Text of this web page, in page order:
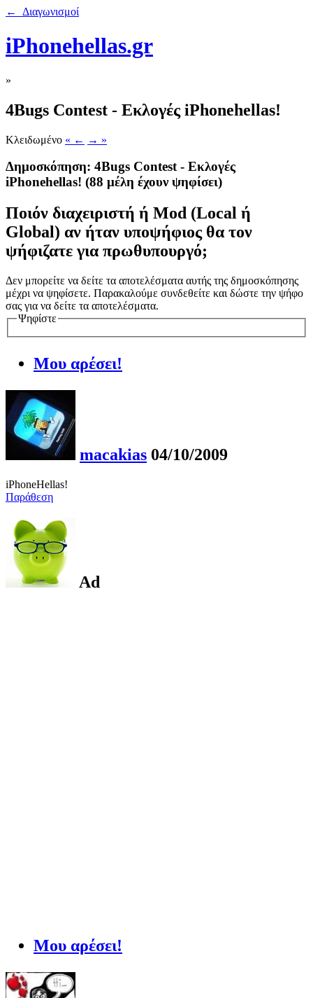
← Διαγωνισμοί
iPhonehellas.gr
»
4Bugs Contest - Εκλογές iPhonehellas!
Κλειδωμένο « ← → »
Δημοσκόπηση: 4Bugs Contest - Εκλογές
iPhonehellas! (88 μέλη έχουν ψηφίσει)
Ποιόν διαχειριστή ή Mod (Local ή
Global) αν ήταν υποψήφιος θα τον
ψήφιζατε για πρωθυπουργό;
Δεν μπορείτε να δείτε τα αποτελέσματα αυτής της δημοσκόπησης
μέχρι να ψηφίσετε. Παρακαλούμε συνδεθείτε και δώστε την ψήφο
σας για να δείτε τα αποτελέσματα.
Ψηφίστε
Μου αρέσει!
macakias 04/10/2009
iPhoneHellas!
Παράθεση
Ad
Μου αρέσει!